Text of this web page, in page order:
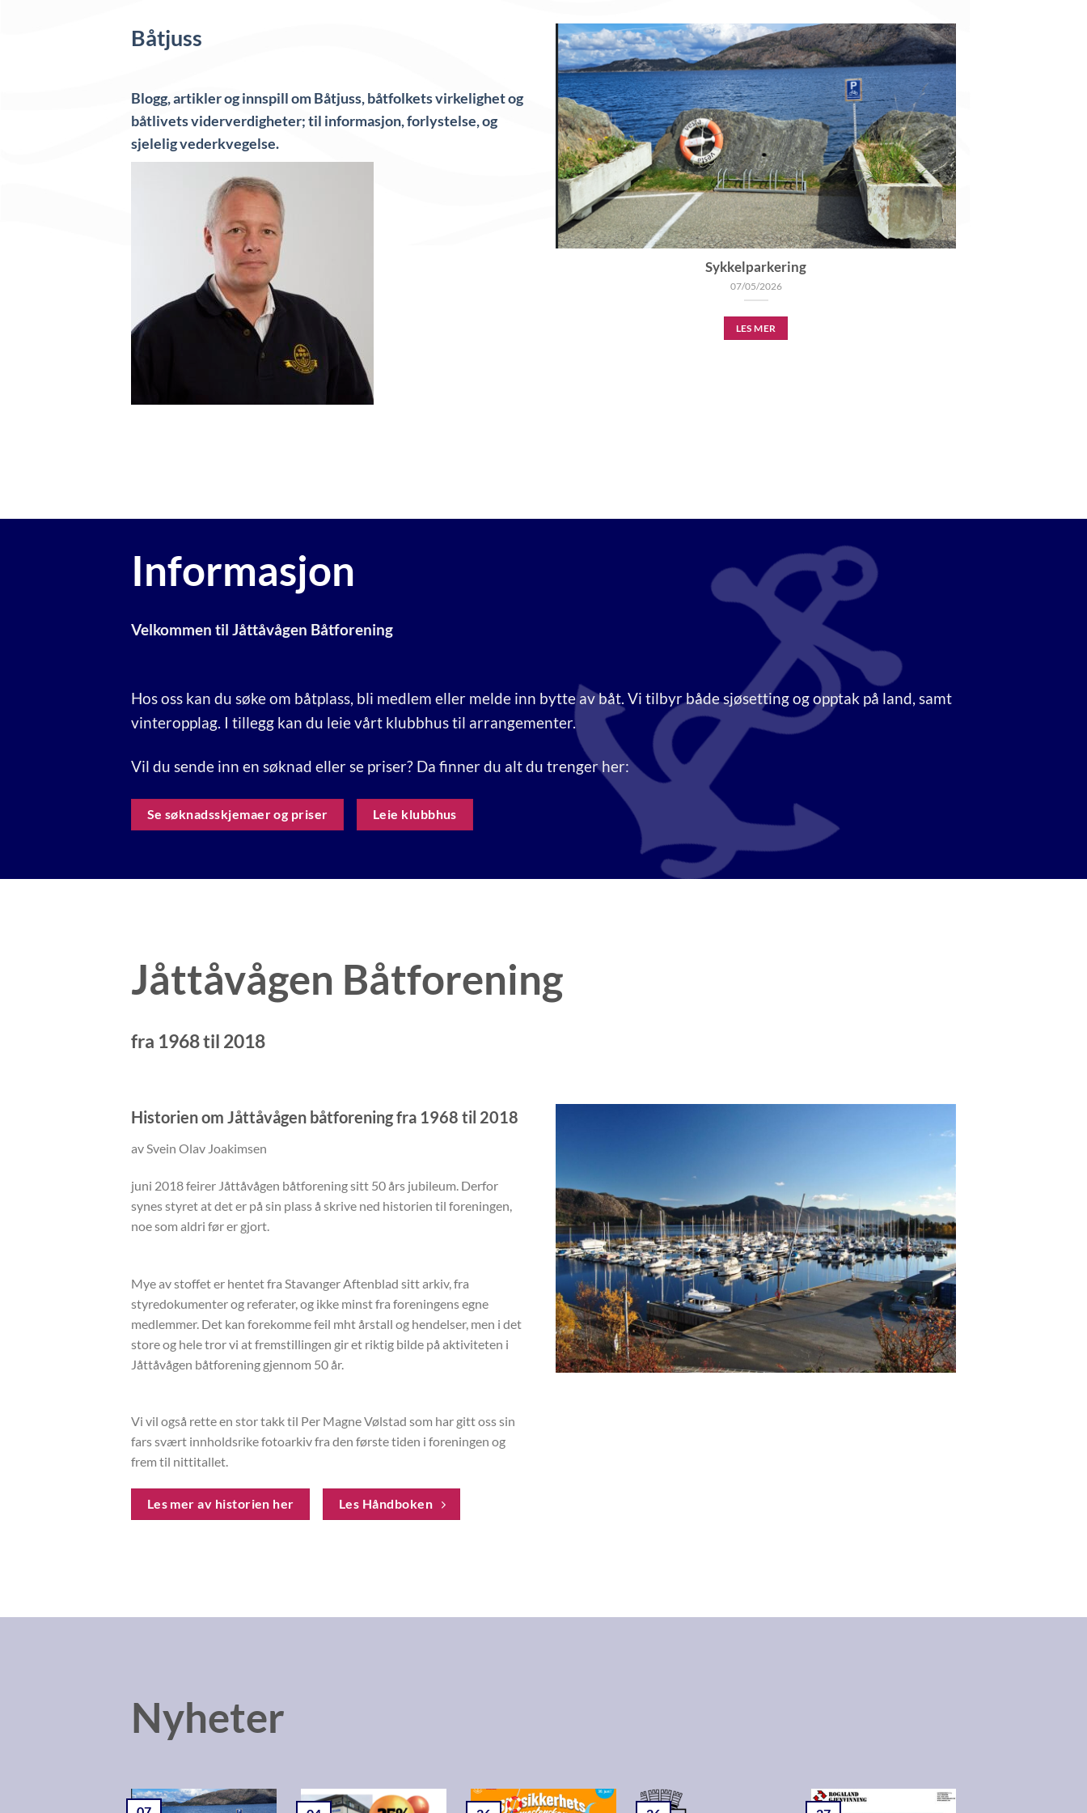
Båtjuss
Blogg, artikler og innspill om Båtjuss, båtfolkets virkelighet og
båtlivets viderverdigheter; til informasjon, forlystelse, og
sjelelig vederkvegelse.
Sykkelparkering
07/05/2026
LES MER
Informasjon
Velkommen til Jåttåvågen Båtforening
Hos oss kan du søke om båtplass, bli medlem eller melde inn bytte av båt. Vi tilbyr både sjøsetting og opptak på land, samt
vinteropplag. I tillegg kan du leie vårt klubbhus til arrangementer.
Vil du sende inn en søknad eller se priser? Da finner du alt du trenger her:
Se søknadsskjemaer og priser Leie klubbhus
Jåttåvågen Båtforening
fra 1968 til 2018
Historien om Jåttåvågen båtforening fra 1968 til 2018
av Svein Olav Joakimsen
juni 2018 feirer Jåttåvågen båtforening sitt 50 års jubileum. Derfor
synes styret at det er på sin plass å skrive ned historien til foreningen,
noe som aldri før er gjort.
Mye av stoffet er hentet fra Stavanger Aftenblad sitt arkiv, fra
styredokumenter og referater, og ikke minst fra foreningens egne
medlemmer. Det kan forekomme feil mht årstall og hendelser, men i det
store og hele tror vi at fremstillingen gir et riktig bilde på aktiviteten i
Jåttåvågen båtforening gjennom 50 år.
Vi vil også rette en stor takk til Per Magne Vølstad som har gitt oss sin
fars svært innholdsrike fotoarkiv fra den første tiden i foreningen og
frem til nittitallet.
Les mer av historien her Les Håndboken
Nyheter